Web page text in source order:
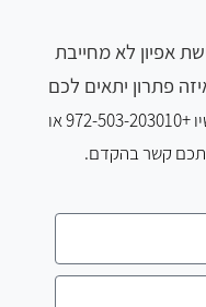
אפיון לא מחייבת
פתרון יתאים לכם
+972-503-203010 או
קשר בהקדם.